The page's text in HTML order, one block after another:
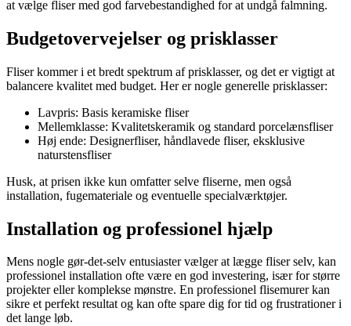
at vælge fliser med god farvebestandighed for at undgå falmning.
Budgetovervejelser og prisklasser
Fliser kommer i et bredt spektrum af prisklasser, og det er vigtigt at
balancere kvalitet med budget. Her er nogle generelle prisklasser:
Lavpris: Basis keramiske fliser
Mellemklasse: Kvalitetskeramik og standard porcelænsfliser
Høj ende: Designerfliser, håndlavede fliser, eksklusive
naturstensfliser
Husk, at prisen ikke kun omfatter selve fliserne, men også
installation, fugemateriale og eventuelle specialværktøjer.
Installation og professionel hjælp
Mens nogle gør-det-selv entusiaster vælger at lægge fliser selv, kan
professionel installation ofte være en god investering, især for større
projekter eller komplekse mønstre. En professionel flisemurer kan
sikre et perfekt resultat og kan ofte spare dig for tid og frustrationer i
det lange løb.